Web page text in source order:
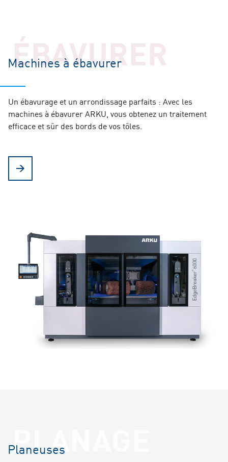
ÉBAVURER
Machines à ébavurer
Un ébavurage et un arrondissage parfaits : Avec les
machines à ébavurer ARKU, vous obtenez un traitement
efficace et sûr des bords de vos tôles.
PLANAGE
Planeuses